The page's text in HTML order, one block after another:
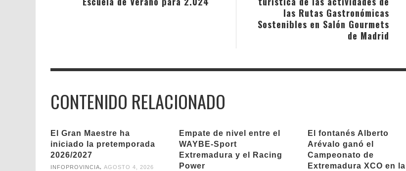
las Rutas Gastronómicas
Sostenibles en Salón Gourmets
de Madrid
CONTENIDO RELACIONADO
El Gran Maestre ha
iniciado la pretemporada
2026/2027
INFOPROVINCIA, AGOSTO 4, 2026
Empate de nivel entre el
WAYBE-Sport
Extremadura y el Racing
Power
El fontanés Alberto
Arévalo ganó el
Campeonato de
Extremadura XCO en la